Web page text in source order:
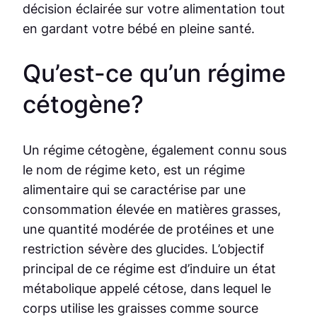
décision éclairée sur votre alimentation tout
en gardant votre bébé en pleine santé.
Qu’est-ce qu’un régime
cétogène?
Un régime cétogène, également connu sous
le nom de régime keto, est un régime
alimentaire qui se caractérise par une
consommation élevée en matières grasses,
une quantité modérée de protéines et une
restriction sévère des glucides. L’objectif
principal de ce régime est d’induire un état
métabolique appelé cétose, dans lequel le
corps utilise les graisses comme source